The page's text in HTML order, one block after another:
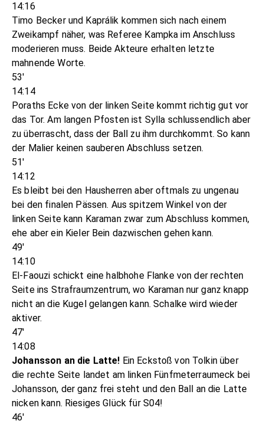
14:16
Timo Becker und Kaprálik kommen sich nach einem
Zweikampf näher, was Referee Kampka im Anschluss
moderieren muss. Beide Akteure erhalten letzte
mahnende Worte.
53'
14:14
Poraths Ecke von der linken Seite kommt richtig gut vor
das Tor. Am langen Pfosten ist Sylla schlussendlich aber
zu überrascht, dass der Ball zu ihm durchkommt. So kann
der Malier keinen sauberen Abschluss setzen.
51'
14:12
Es bleibt bei den Hausherren aber oftmals zu ungenau
bei den finalen Pässen. Aus spitzem Winkel von der
linken Seite kann Karaman zwar zum Abschluss kommen,
ehe aber ein Kieler Bein dazwischen gehen kann.
49'
14:10
El-Faouzi schickt eine halbhohe Flanke von der rechten
Seite ins Strafraumzentrum, wo Karaman nur ganz knapp
nicht an die Kugel gelangen kann. Schalke wird wieder
aktiver.
47'
14:08
Johansson an die Latte! Ein Eckstoß von Tolkin über
die rechte Seite landet am linken Fünfmeterraumeck bei
Johansson, der ganz frei steht und den Ball an die Latte
nicken kann. Riesiges Glück für S04!
46'